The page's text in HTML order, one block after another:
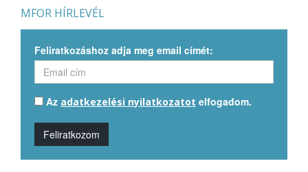
MFOR HÍRLEVÉL
Feliratkozáshoz adja meg email címét:
Az adatkezelési nyilatkozatot elfogadom.
Feliratkozom